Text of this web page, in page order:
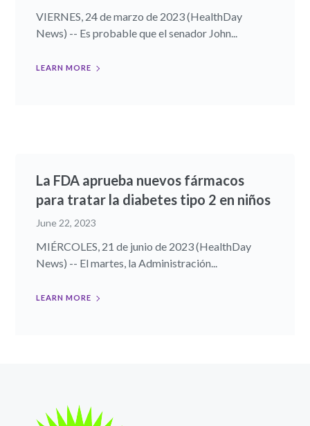
VIERNES, 24 de marzo de 2023 (HealthDay
News) -- Es probable que el senador John...
LEARN MORE
La FDA aprueba nuevos fármacos
para tratar la diabetes tipo 2 en niños
June 22, 2023
MIÉRCOLES, 21 de junio de 2023 (HealthDay
News) -- El martes, la Administración...
LEARN MORE